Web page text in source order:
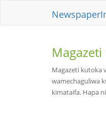
Magazeti kutoka
wamechaguliwa
kimataifa. Hapa